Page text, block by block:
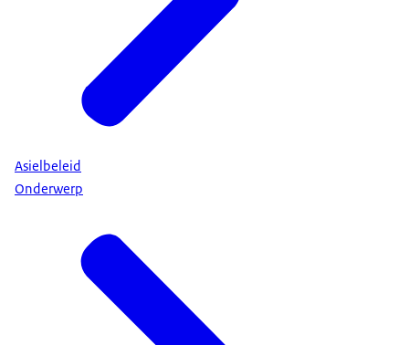
Asielbeleid
Onderwerp